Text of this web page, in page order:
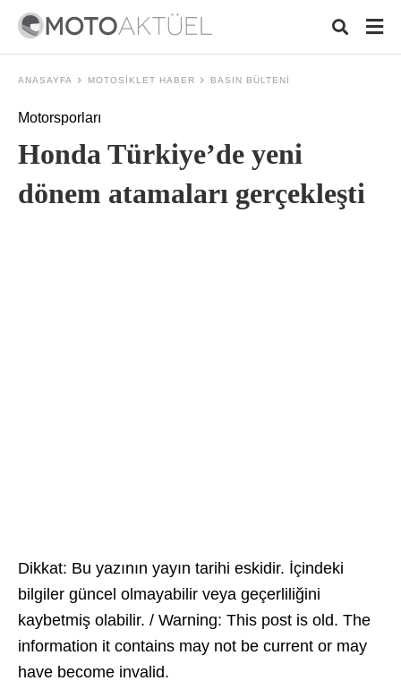
ANASAYFA MOTOSIKLET HABER BASIN BÜLTENI
Motorsporları
Honda Türkiye’de yeni
dönem atamaları gerçekleşti
Dikkat: Bu yazının yayın tarihi eskidir. İçindeki
bilgiler güncel olmayabilir veya geçerliliğini
kaybetmiş olabilir. / Warning: This post is old. The
information it contains may not be current or may
have become invalid.